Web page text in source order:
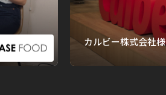
カルビー株式会社様